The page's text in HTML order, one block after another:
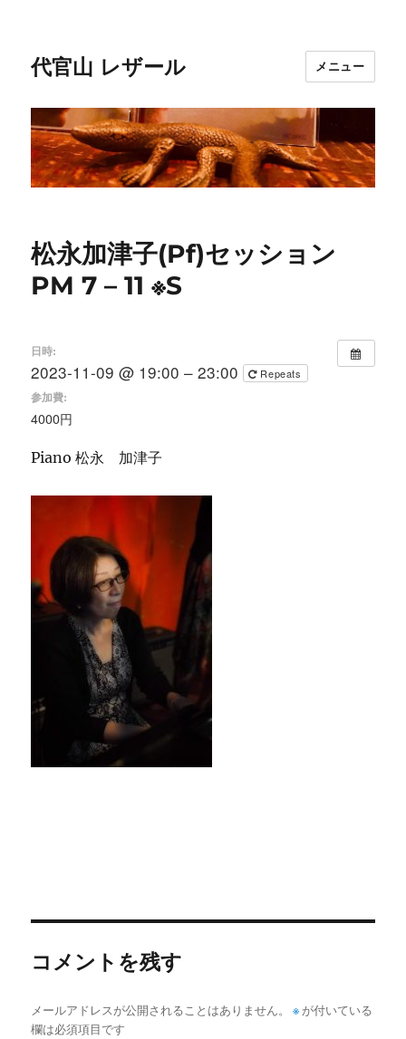
代官山 レザール メニュー
松永加津子(Pf)セッション
PM 7 – 11 ※S
日時:
2023-11-09 @ 19:00 – 23:00 Repeats
参加費:
4000円
Piano 松永 加津子
コメントを残す
メールアドレスが公開されることはありません。 ※ が付いている
欄は必須項目です